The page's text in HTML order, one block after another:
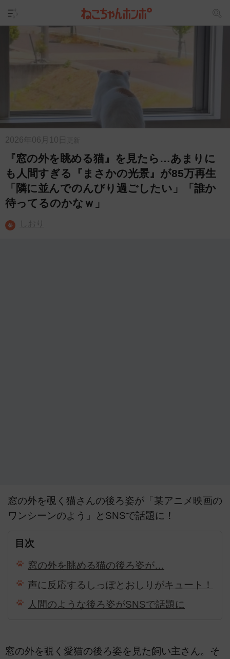
2026年06月10日 更新
『窓の外を眺める猫』を見たら…あまりに
も人間すぎる『まさかの光景』が85万再生
「隣に並んでのんびり過ごしたい」「誰か
待ってるのかなｗ」
しおり
窓の外を覗く猫さんの後ろ姿が「某アニメ映画の
ワンシーンのよう」とSNSで話題に！
目次
窓の外を眺める猫の後ろ姿が…
声に反応するしっぽとおしりがキュート！
人間のような後ろ姿がSNSで話題に
窓の外を覗く愛猫の後ろ姿を見た飼い主さん。そ